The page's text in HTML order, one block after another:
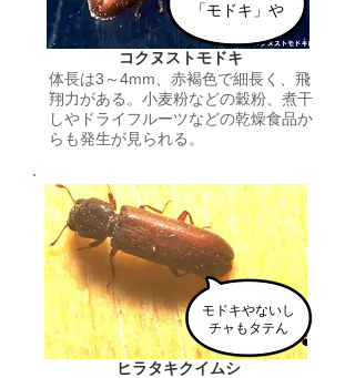
「モドキ」や
コクヌストモドキ
体長は3～4mm、 赤褐色で細長く、飛
翔力がある。小麦粉などの穀粉、煮干
しやドライフルーツなどの乾燥食品か
らも発生が見られる。
​モドキやないし
チャもタテん
ヒラタキクイムシ